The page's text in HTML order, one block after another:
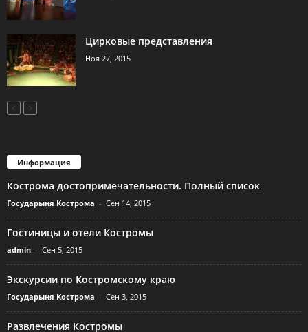
Цирковые представления
Ноя 27, 2015
Информация
Кострома достопримечательности. Полный список
Государыня Кострома - Сен 14, 2015
Гостиницы и отели Костромы
admin - Сен 5, 2015
Экскурсии по Костромскому краю
Государыня Кострома - Сен 3, 2015
Развлечения Костромы